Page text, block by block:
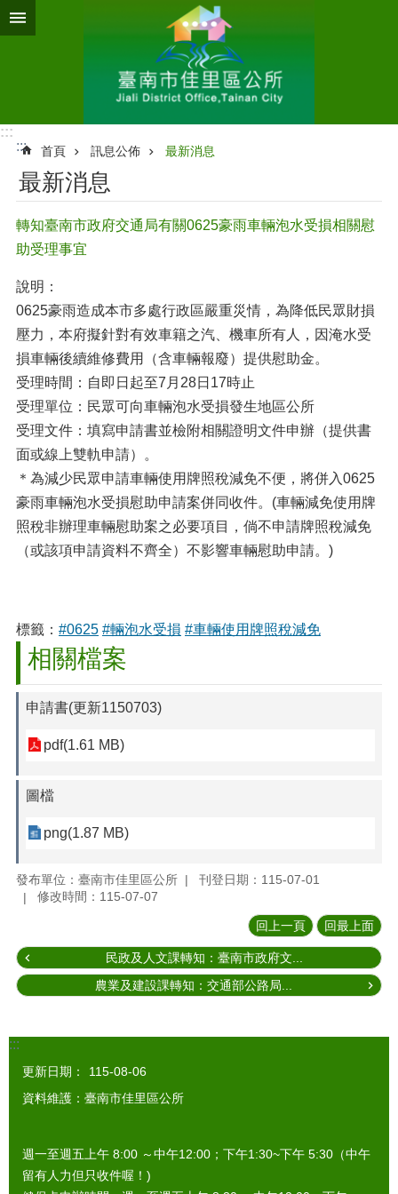
跳到主要內容區塊
:::
:::
首頁 訊息公佈 最新消息
最新消息
轉知臺南市政府交通局有關0625豪雨車輛泡水受損相關慰
助受理事宜
說明：
0625豪雨造成本市多處行政區嚴重災情，為降低民眾財損
壓力，本府擬針對有效車籍之汽、機車所有人，因淹水受
損車輛後續維修費用（含車輛報廢）提供慰助金。
受理時間：自即日起至7月28日17時止
受理單位：民眾可向車輛泡水受損發生地區公所
受理文件：填寫申請書並檢附相關證明文件申辦（提供書
面或線上雙軌申請）。
＊為減少民眾申請車輛使用牌照稅減免不便，將併入0625
豪雨車輛泡水受損慰助申請案併同收件。(車輛減免使用牌
照稅非辦理車輛慰助案之必要項目，倘不申請牌照稅減免
（或該項申請資料不齊全）不影響車輛慰助申請。)
標籤： #0625 #輛泡水受損 #車輛使用牌照稅減免
相關檔案
申請書(更新1150703)
pdf(1.61 MB)
圖檔
png(1.87 MB)
發布單位：臺南市佳里區公所
刊登日期：115-07-01
修改時間：115-07-07
回上一頁 回最上面
民政及人文課轉知：臺南市政府文...
農業及建設課轉知：交通部公路局...
:::
更新日期：
115-08-06
資料維護：臺南市佳里區公所
週一至週五上午 8:00 ～中午12:00；下午1:30~下午 5:30（中午
留有人力但只收件喔！)